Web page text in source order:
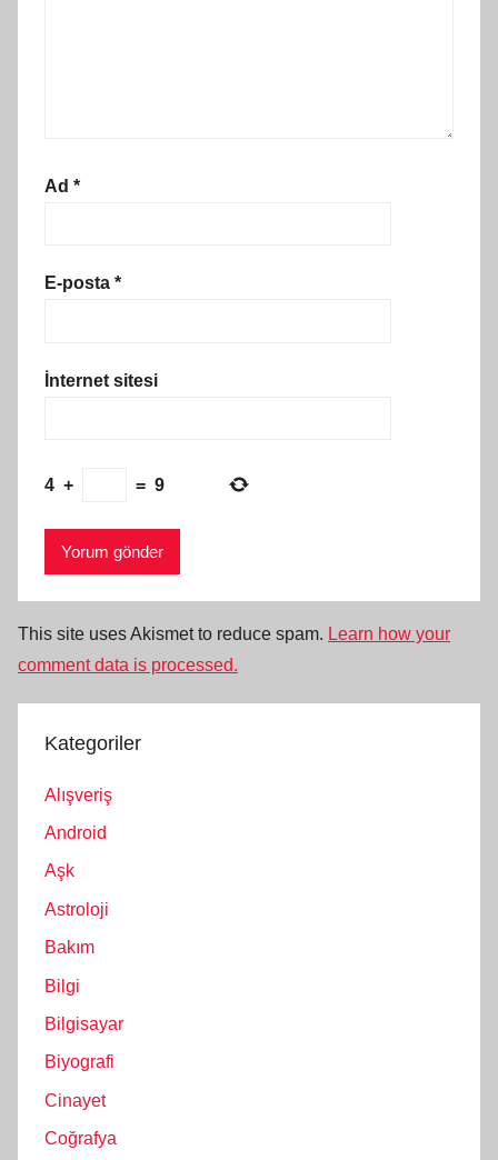
Ad *
E-posta *
İnternet sitesi
4 + = 9
This site uses Akismet to reduce spam. Learn how your
comment data is processed.
Kategoriler
Alışveriş
Android
Aşk
Astroloji
Bakım
Bilgi
Bilgisayar
Biyografi
Cinayet
Coğrafya